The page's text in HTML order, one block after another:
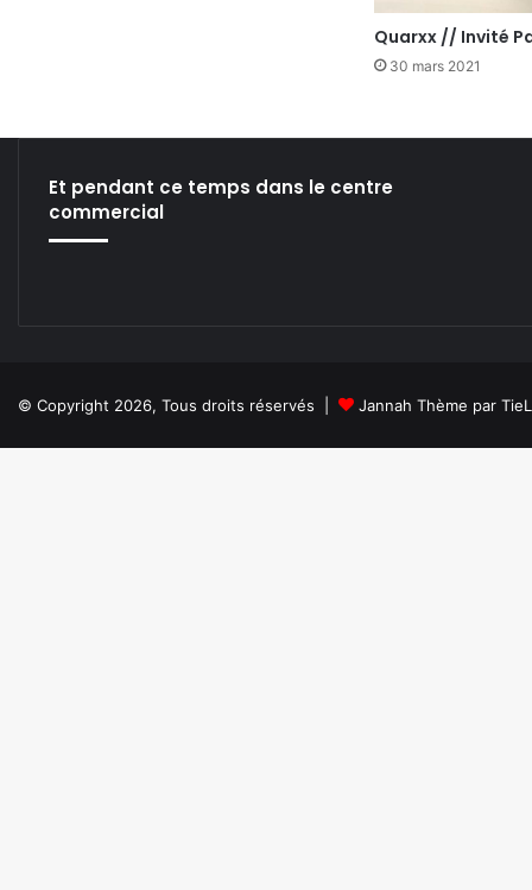
Quarxx // Invité
30 mars 2021
Et pendant ce temps dans le centre
commercial
© Copyright 2026, Tous droits réservés | Jannah Thème par